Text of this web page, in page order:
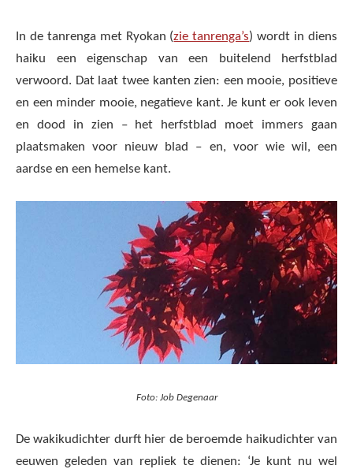
In de tanrenga met Ryokan (zie tanrenga’s) wordt in diens
haiku een eigenschap van een buitelend herfstblad
verwoord. Dat laat twee kanten zien: een mooie, positieve
en een minder mooie, negatieve kant. Je kunt er ook leven
en dood in zien – het herfstblad moet immers gaan
plaatsmaken voor nieuw blad – en, voor wie wil, een
aardse en een hemelse kant.
Foto: Job Degenaar
De wakikudichter durft hier de beroemde haikudichter van
eeuwen geleden van repliek te dienen: ‘Je kunt nu wel